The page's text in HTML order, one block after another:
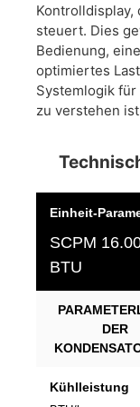
Kontrolldisplay,
steuert. Dies
Bedienung,
optimiertes
Systemlogik
zu verstehen
Einheit-
SCPM
BTU
DER
Kühlleistung